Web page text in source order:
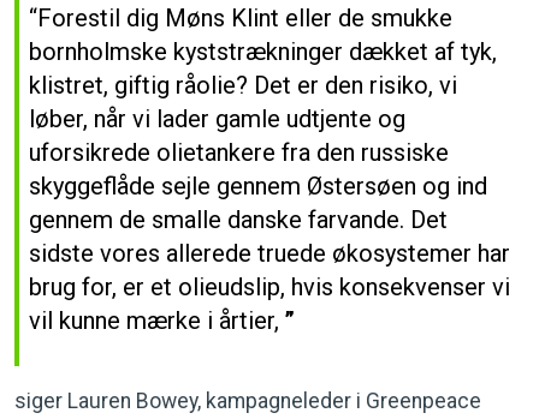
“Forestil dig Møns Klint eller de smukke
bornholmske kyststrækninger dækket af tyk,
klistret, giftig råolie? Det er den risiko, vi
løber, når vi lader gamle udtjente og
uforsikrede olietankere fra den russiske
skyggeflåde sejle gennem Østersøen og ind
gennem de smalle danske farvande. Det
sidste vores allerede truede økosystemer har
brug for, er et olieudslip, hvis konsekvenser vi
vil kunne mærke i årtier,
siger Lauren Bowey, kampagneleder i Greenpeace